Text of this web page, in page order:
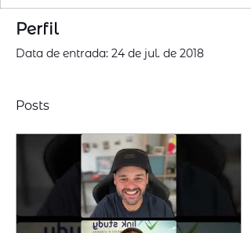
Perfil
Data de entrada: 24 de jul. de 2018
Posts